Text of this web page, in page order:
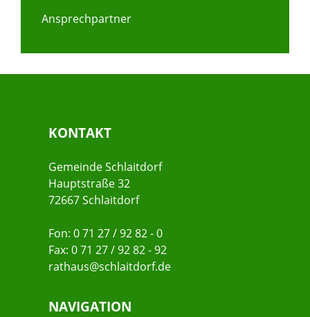
Ansprechpartner
KONTAKT
Gemeinde Schlaitdorf
Hauptstraße 32
72667 Schlaitdorf
Fon: 0 71 27 / 92 82 - 0
Fax: 0 71 27 / 92 82 - 92
rathaus@schlaitdorf.de
NAVIGATION